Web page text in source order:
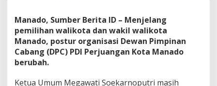
P
e
r
u
g
Manado, Sumber Berita ID – Menjelang
pemilihan walikota dan wakil walikota
Manado, postur organisasi Dewan Pimpinan
Cabang (DPC) PDI Perjuangan Kota Manado
berubah.
Ketua Umum Megawati Soekarnoputri masih